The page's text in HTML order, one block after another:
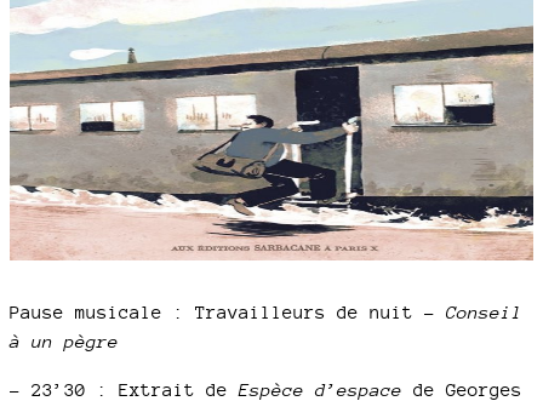
Pause musicale : Travailleurs de nuit – Conseil
à un pègre
– 23’30 : Extrait de Espèce d’espace de Georges